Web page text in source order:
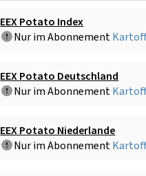
EEX Potato Index
Nur im Abonnement
EEX Potato Deutschland
Nur im Abonnement
EEX Potato Niederlande
Nur im Abonnement